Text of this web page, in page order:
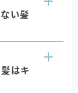
い髪
はキ